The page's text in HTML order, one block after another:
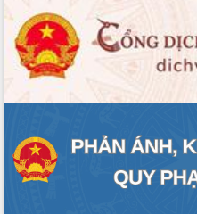
Ứng dụng sinh trắc học - Bước tiến
trong hành trình chuyển đổi số tại Đắk
Lắk
Đắk Lắk nâng cao hiệu quả công tác
Đảng từ Sổ tay đảng viên điện tử
Đắk Lắk đẩy mạnh nuôi biển công
bền vững
Tập huấn nâng cao năng lực triển khai
chuyển đổi số cho cán bộ, công chức